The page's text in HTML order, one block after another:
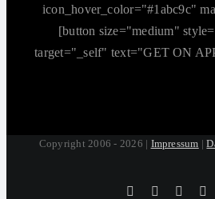
icon_hover_color="#1abc9c"
[button size="medium"
target="_self" text="GET ON
Copyright 2006 - 2026 | Impressum |
Tiktok Facebook